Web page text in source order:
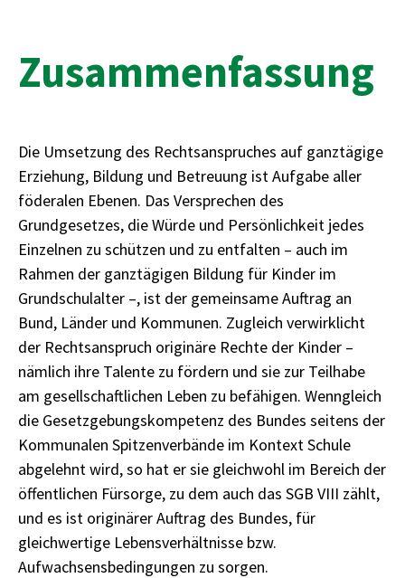
Zusammenfassung
Die Umsetzung des Rechtsanspruches auf ganztägige
Erziehung, Bildung und Betreuung ist Aufgabe aller
föderalen Ebenen. Das Versprechen des
Grundgesetzes, die Würde und Persönlichkeit jedes
Einzelnen zu schützen und zu entfalten – auch im
Rahmen der ganztägigen Bildung für Kinder im
Grundschulalter –, ist der gemeinsame Auftrag an
Bund, Länder und Kommunen. Zugleich verwirklicht
der Rechtsanspruch originäre Rechte der Kinder –
nämlich ihre Talente zu fördern und sie zur Teilhabe
am gesellschaftlichen Leben zu befähigen. Wenngleich
die Gesetzgebungskompetenz des Bundes seitens der
Kommunalen Spitzenverbände im Kontext Schule
abgelehnt wird, so hat er sie gleichwohl im Bereich der
öffentlichen Fürsorge, zu dem auch das SGB VIII zählt,
und es ist originärer Auftrag des Bundes, für
gleichwertige Lebensverhältnisse bzw.
Aufwachsensbedingungen zu sorgen.